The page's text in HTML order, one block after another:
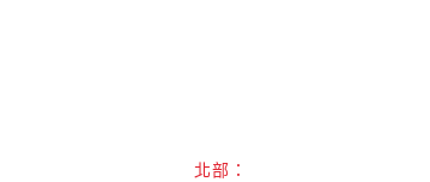
北部：